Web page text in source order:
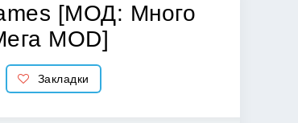
[МОД: Много
MOD]
Закладки